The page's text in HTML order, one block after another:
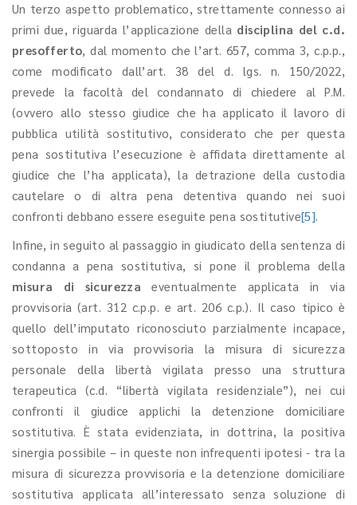
Un terzo aspetto problematico, strettamente connesso ai
primi due, riguarda l’applicazione della disciplina del c.d.
presofferto, dal momento che l’art. 657, comma 3, c.p.p.,
come modificato dall’art. 38 del d. lgs. n. 150/2022,
prevede la facoltà del condannato di chiedere al P.M.
(ovvero allo stesso giudice che ha applicato il lavoro di
pubblica utilità sostitutivo, considerato che per questa
pena sostitutiva l’esecuzione è affidata direttamente al
giudice che l’ha applicata), la detrazione della custodia
cautelare o di altra pena detentiva quando nei suoi
confronti debbano essere eseguite pena sostitutive[5].
Infine, in seguito al passaggio in giudicato della sentenza di
condanna a pena sostitutiva, si pone il problema della
misura di sicurezza eventualmente applicata in via
provvisoria (art. 312 c.p.p. e art. 206 c.p.). Il caso tipico è
quello dell’imputato riconosciuto parzialmente incapace,
sottoposto in via provvisoria la misura di sicurezza
personale della libertà vigilata presso una struttura
terapeutica (c.d. “libertà vigilata residenziale”), nei cui
confronti il giudice applichi la detenzione domiciliare
sostitutiva. È stata evidenziata, in dottrina, la positiva
sinergia possibile – in queste non infrequenti ipotesi - tra la
misura di sicurezza provvisoria e la detenzione domiciliare
sostitutiva applicata all’interessato senza soluzione di